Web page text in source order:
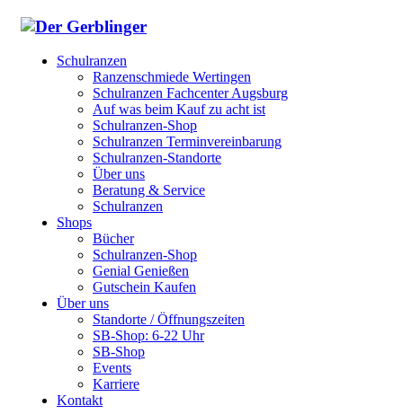
Schulranzen
Ranzenschmiede Wertingen
Schulranzen Fachcenter Augsburg
Auf was beim Kauf zu acht ist
Schulranzen-Shop
Schulranzen Terminvereinbarung
Schulranzen-Standorte
Über uns
Beratung & Service
Schulranzen
Shops
Bücher
Schulranzen-Shop
Genial Genießen
Gutschein Kaufen
Über uns
Standorte / Öffnungszeiten
SB-Shop: 6-22 Uhr
SB-Shop
Events
Karriere
Kontakt